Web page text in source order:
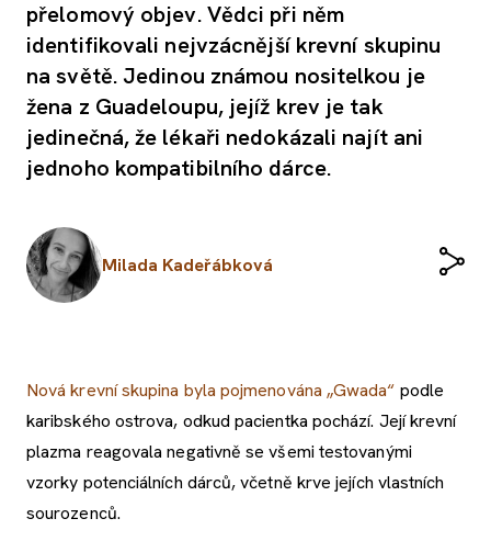
přelomový objev. Vědci při něm
identifikovali nejvzácnější krevní skupinu
na světě. Jedinou známou nositelkou je
žena z Guadeloupu, jejíž krev je tak
jedinečná, že lékaři nedokázali najít ani
jednoho kompatibilního dárce.
Milada Kadeřábková
Nová krevní skupina byla pojmenována „Gwada“ podle
karibského ostrova, odkud pacientka pochází. Její krevní
plazma reagovala negativně se všemi testovanými
vzorky potenciálních dárců, včetně krve jejích vlastních
sourozenců.